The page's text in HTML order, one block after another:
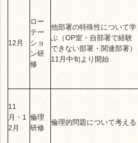
12月
ロー
テー
ショ
ン研
修
他部署の特殊性について学
ぶ（OP室・自部署で経験
できない部署・関連部署）
11月中旬より開始
11
月・1
2月
倫理
研修
倫理的問題について考える